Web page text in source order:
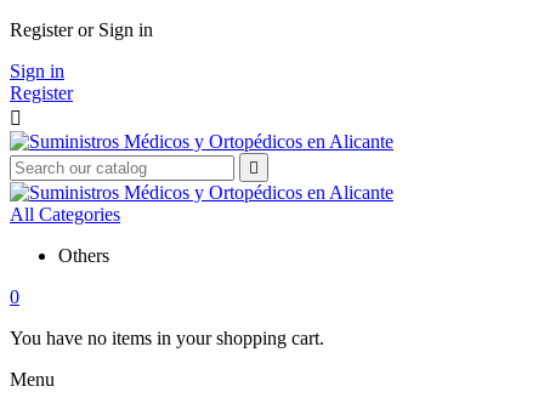
Register or Sign in
Sign in
Register


All Categories
Others
0
You have no items in your shopping cart.
Menu